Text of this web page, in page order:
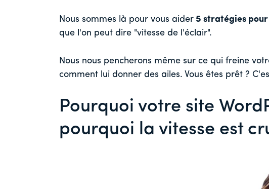
Nous sommes là pour vous aider 5 stratégies
que l'on peut dire "vitesse de l'éclair".
Nous nous pencherons même sur ce qui freine
comment lui donner des ailes. Vous êtes prêt ?
Pourquoi votre site
pourquoi la vitesse est